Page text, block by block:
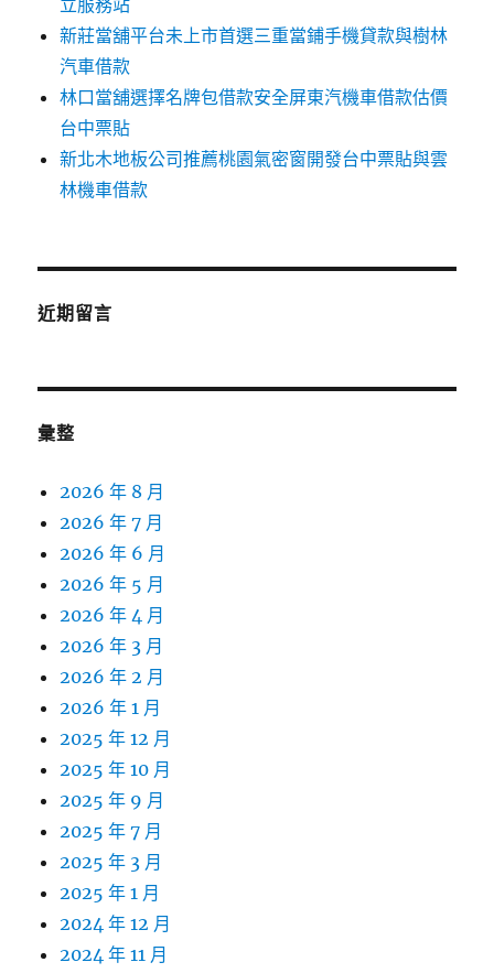
立服務站
新莊當舖平台未上市首選三重當鋪手機貸款與樹林
汽車借款
林口當舖選擇名牌包借款安全屏東汽機車借款估價
台中票貼
新北木地板公司推薦桃園氣密窗開發台中票貼與雲
林機車借款
近期留言
彙整
2026 年 8 月
2026 年 7 月
2026 年 6 月
2026 年 5 月
2026 年 4 月
2026 年 3 月
2026 年 2 月
2026 年 1 月
2025 年 12 月
2025 年 10 月
2025 年 9 月
2025 年 7 月
2025 年 3 月
2025 年 1 月
2024 年 12 月
2024 年 11 月